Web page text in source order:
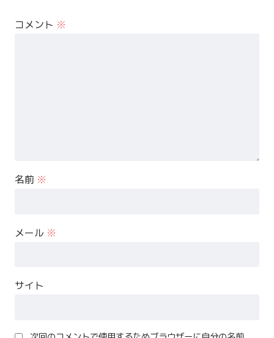
コメント ※
名前 ※
メール ※
サイト